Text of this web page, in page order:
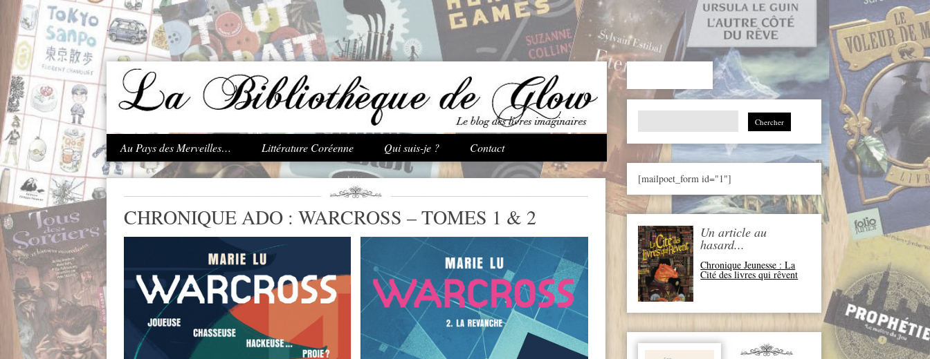
.
Aller au contenu principal
Au Pays des Merveilles… Littérature Coréenne Qui suis-je ? Contact
Search
[mailpoet_form id="1"]
Un article au
hasard...
Chronique Jeunesse : La
Cité des livres qui rêvent
CHRONIQUE ADO : WARCROSS – TOMES 1 & 2